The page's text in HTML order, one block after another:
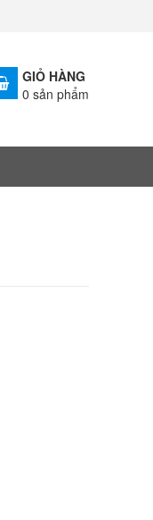
GIỎ HÀNG
0 sản phẩm